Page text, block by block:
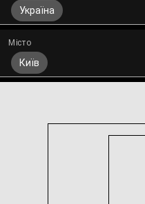
Україна
Місто
Київ